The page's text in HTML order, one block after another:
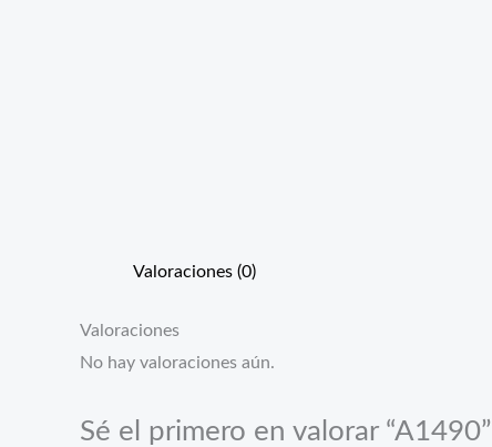
Valoraciones (0)
Valoraciones
No hay valoraciones aún.
Sé el primero en valorar “A1490”